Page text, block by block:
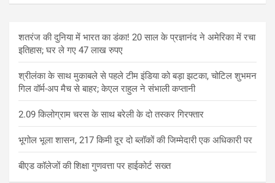
शतरंज की दुनिया में भारत का डंका! 20 साल के प्रज्ञानंद ने अमेरिका में रचा
इतिहास; घर ले गए 47 लाख रुपए
श्रीलंका के साथ मुकाबले से पहले टीम इंडिया को बड़ा झटका, चोटिल शुभमन
गिल वॉर्म-अप मैच से बाहर; केएल राहुल ने संभाली कप्तानी
2.09 किलोग्राम चरस के साथ बरेली के दो तस्कर गिरफ्तार
भूगोल भूला शासन, 217 किमी दूर दो ब्लॉकों की जिम्मेदारी एक अधिकारी पर
बीएड कॉलेजों की शिक्षा गुणवत्ता पर हाईकोर्ट सख्त